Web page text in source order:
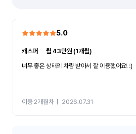
5.0
캐스퍼
월 43만원 (1개월)
너무 좋은 상태의 차량 받아서 잘 이용했어요! :)
이용 2개월차ㅣ 2026.07.31